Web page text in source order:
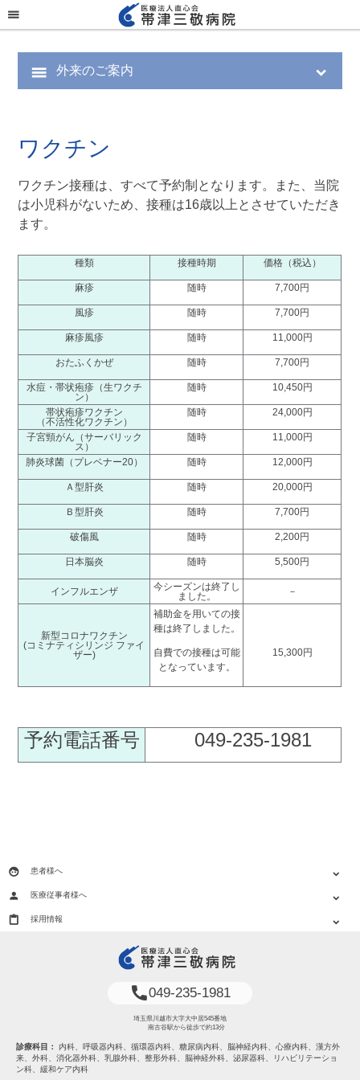
menu
menu 外来のご案内 expand_more
ワクチン
ワクチン接種は、すべて予約制となります。また、当院
は小児科がないため、接種は16歳以上とさせていただき
ます。
種類 接種時期 価格（税込）
麻疹 随時 7,700円
風疹 随時 7,700円
麻疹風疹 随時 11,000円
おたふくかぜ 随時 7,700円
水痘・帯状疱疹（生ワクチ
ン）
随時 10,450円
帯状疱疹ワクチン
（不活性化ワクチン）
随時 24,000円
子宮頸がん（サーバリック
ス）
随時 11,000円
肺炎球菌（プレベナー20） 随時 12,000円
Ａ型肝炎 随時 20,000円
Ｂ型肝炎 随時 7,700円
破傷風 随時 2,200円
日本脳炎 随時 5,500円
インフルエンザ
今シーズンは終了し
ました。
－
新型コロナワクチン
(コミナティシリンジ ファイ
ザー)
補助金を用いての接
種は終了しました。
自費での接種は可能
となっています。
15,300円
予約電話番号 049-235-1981
face 患者様へ
expand_more
person
医療従事者様へ
expand_more
content_paste
採用情報 expand_more
phone049-235-1981
埼玉県川越市大字大中居545番地
南古谷駅から徒歩で約13分
診療科目：
内科、呼吸器内科、循環器内科、糖尿病内科、脳神経内科、心療内科、漢方外
来、外科、消化器外科、乳腺外科、整形外科、脳神経外科、泌尿器科、リハビリテーショ
ン科、緩和ケア内科